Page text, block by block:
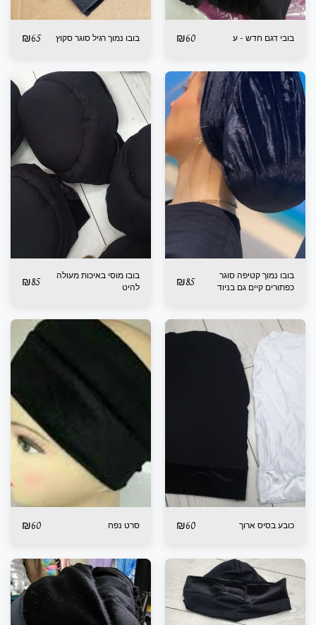
בובי דגם חדש - ע ₪60 בובו נמוך רגיל סוגר סקוץ ₪65
בובו נמוך קטיפה סוגר
כפתורים קיים גם בניוד
₪85
בובו מוסי באיכות מעולה
להיט
₪85
כובע בסיס ארוך ₪60 סרט נפח ₪60